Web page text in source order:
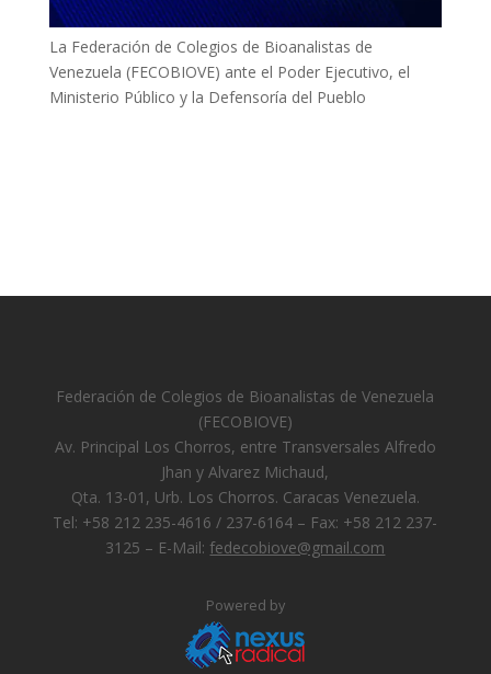
La Federación de Colegios de Bioanalistas de
Venezuela (FECOBIOVE) ante el Poder Ejecutivo, el
Ministerio Público y la Defensoría del Pueblo
Federación de Colegios de Bioanalistas de Venezuela
(FECOBIOVE)
Av. Principal Los Chorros, entre Transversales Alfredo
Jhan y Alvarez Michaud,
Qta. 13-01, Urb. Los Chorros. Caracas Venezuela.
Tel: +58 212 235-4616 / 237-6164 – Fax: +58 212 237-
3125 – E-Mail: fedecobiove@gmail.com
Powered by